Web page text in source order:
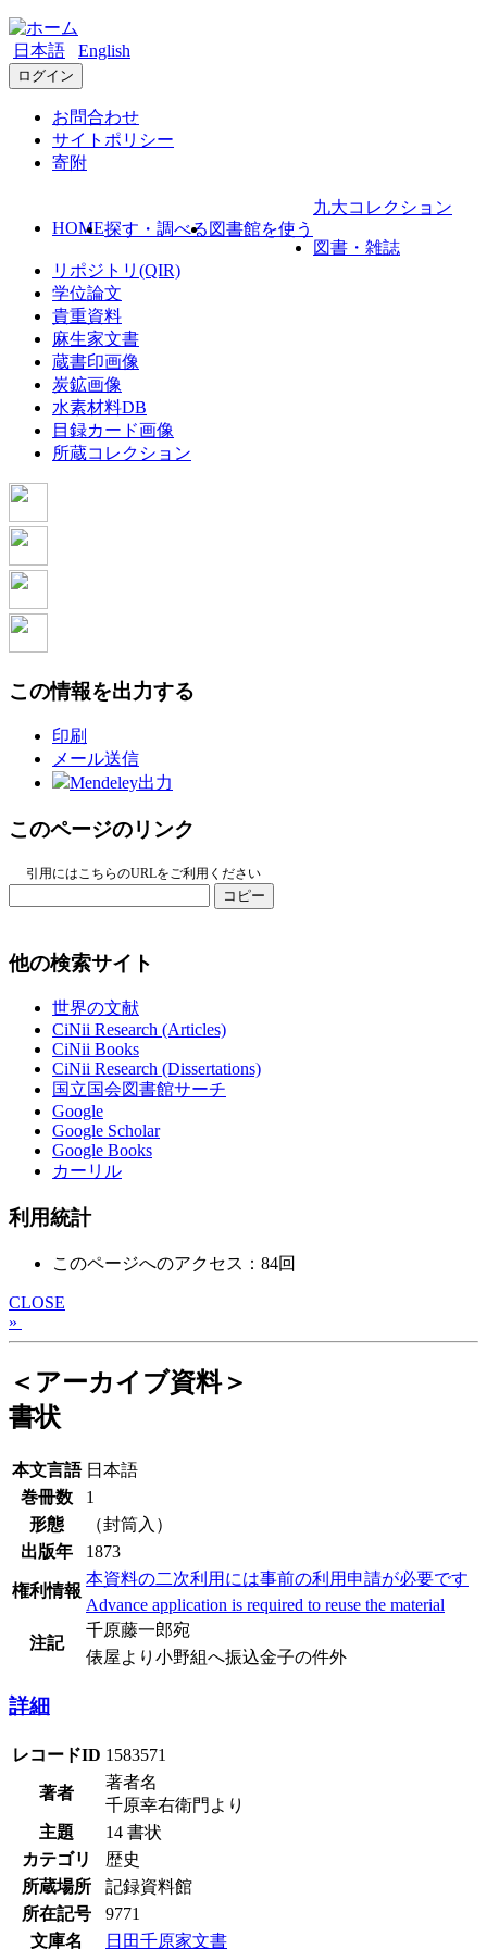
日本語 English
ログイン
お問合わせ
サイトポリシー
寄附
HOME探す・調べる 図書館を使う
九大コレクション
図書・雑誌
リポジトリ(QIR)
学位論文
貴重資料
麻生家文書
蔵書印画像
炭鉱画像
水素材料DB
目録カード画像
所蔵コレクション
この情報を出力する
印刷
メール送信
Mendeley出力
このページのリンク
引用にはこちらのURLをご利用ください
コピー
他の検索サイト
世界の文献
CiNii Research (Articles)
CiNii Books
CiNii Research (Dissertations)
国立国会図書館サーチ
Google
Google Scholar
Google Books
カーリル
利用統計
このページへのアクセス：84回
CLOSE
»
＜アーカイブ資料＞
書状
本文言語 日本語
巻冊数
1
形態
（封筒入）
出版年
1873
権利情報
本資料の二次利用には事前の利用申請が必要です
Advance application is required to reuse the material
注記
千原藤一郎宛
俵屋より小野組へ振込金子の件外
詳細
レコードID 1583571
著者
著者名
千原幸右衛門より
主題
14 書状
カテゴリ
歴史
所蔵場所
記録資料館
所在記号
9771
文庫名
日田千原家文書